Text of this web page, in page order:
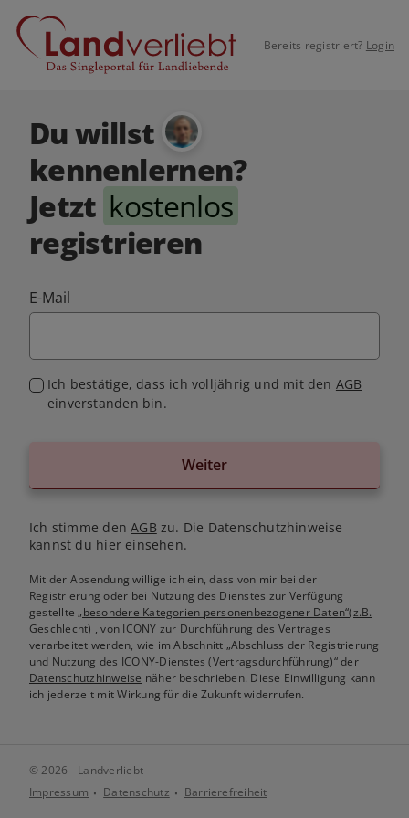
Bereits registriert? Login
Du willst
kennenlernen?
Jetzt kostenlos
registrieren
E-Mail
Ich bestätige, dass ich volljährig und mit den AGB
einverstanden bin.
Weiter
Ich stimme denAGB zu. Die Datenschutzhinweise
kannst du hiereinsehen.
Mit der Absendung willige ich ein, dass von mir bei der
Registrierung oder bei Nutzung des Dienstes zur Verfügung
gestellte„besondere Kategorien personenbezogener Daten“(z.B.
Geschlecht) , von ICONY zur Durchführung des Vertrages
verarbeitet werden, wie im Abschnitt „Abschluss der Registrierung
und Nutzung des ICONY-Dienstes (Vertragsdurchführung)“ der
Datenschutzhinweise näher beschrieben. Diese Einwilligung kann
ich jederzeit mit Wirkung für die Zukunft widerrufen.
© 2026 - Landverliebt
Impressum
Datenschutz Barrierefreiheit